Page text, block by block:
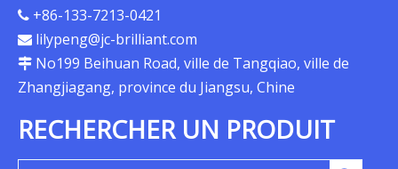
 +86-133-7213-0421
 lilypeng@jc-brilliant.com
 No199 Beihuan Road, ville de Tangqiao, ville de
Zhangjiagang, province du Jiangsu, Chine
RECHERCHER UN PRODUIT